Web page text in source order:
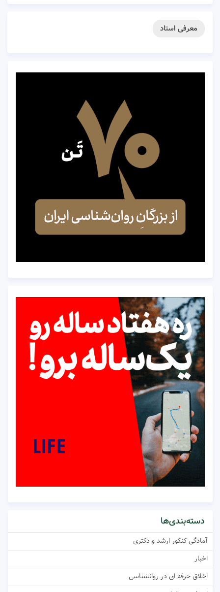
معرفی استاد
دسته‌بندی‌ها
آمادگی کنکور ارشد و دکتری
اخبار
اخلاق حرفه ای در روانشناسی